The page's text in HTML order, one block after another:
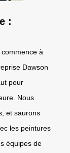
:
à
Dawson
pour
Nous
et saurons
les peintures
équipes de